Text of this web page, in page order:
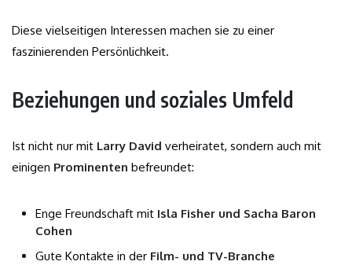
Diese vielseitigen Interessen machen sie zu einer
faszinierenden Persönlichkeit.
Beziehungen und soziales Umfeld
Ist nicht nur mit Larry David verheiratet, sondern auch mit
einigen Prominenten befreundet:
Enge Freundschaft mit Isla Fisher und Sacha Baron
Cohen
Gute Kontakte in der Film- und TV-Branche